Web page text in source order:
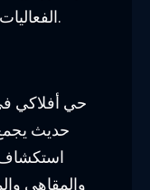
الفعاليات الثقافية والفنية على مدار العام.
حي أفلاكي
حديث يجمع
استكشاف
والمقاهي